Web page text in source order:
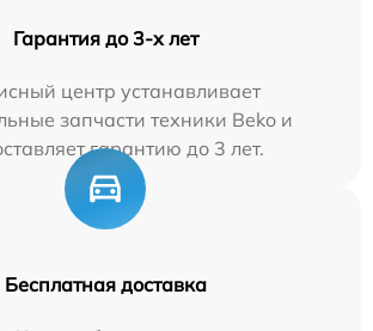
Гарантия до 3-х лет
центр устанавливает
запчасти техники Beko и
гарантию до 3 лет.
Бесплатная доставка